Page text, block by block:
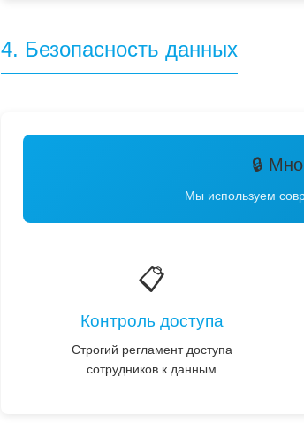
4. Безопасность данных
🔒
Мы используем
📋
Контроль доступа
Строгий регламент доступа
сотрудников к данным